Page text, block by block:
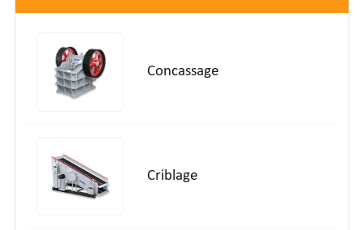
Concassage
Criblage